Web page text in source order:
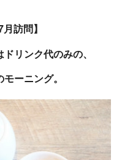
訪問】
リンク代のみの、
ーニング。